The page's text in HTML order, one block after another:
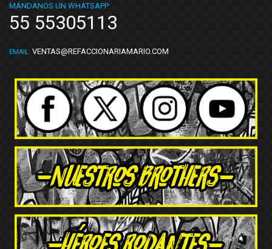
MÁNDANOS UN WHATSAPP:
55 55305113
EMAIL: VENTAS@REFACCIONARIAMARIO.COM